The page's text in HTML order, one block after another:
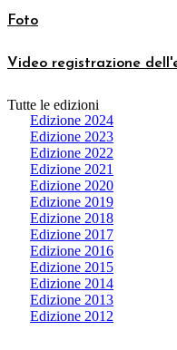
Foto
Video registrazione
Tutte le edizioni
Edizione 2024
Edizione 2023
Edizione 2022
Edizione 2021
Edizione 2020
Edizione 2019
Edizione 2018
Edizione 2017
Edizione 2016
Edizione 2015
Edizione 2014
Edizione 2013
Edizione 2012